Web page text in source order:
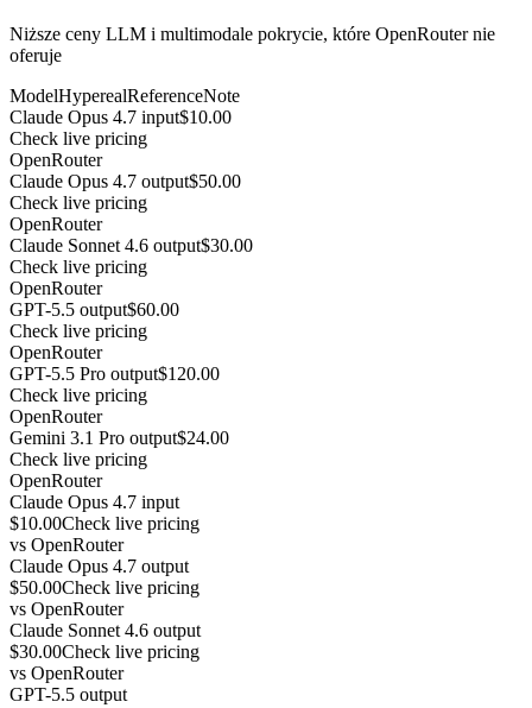
Niższe ceny LLM i multimodale pokrycie, które OpenRouter nie
oferuje
ModelHyperealReferenceNote
Claude Opus 4.7 input$10.00
Check live pricing
OpenRouter
Claude Opus 4.7 output$50.00
Check live pricing
OpenRouter
Claude Sonnet 4.6 output$30.00
Check live pricing
OpenRouter
GPT-5.5 output$60.00
Check live pricing
OpenRouter
GPT-5.5 Pro output$120.00
Check live pricing
OpenRouter
Gemini 3.1 Pro output$24.00
Check live pricing
OpenRouter
Claude Opus 4.7 input
$10.00Check live pricing
vs OpenRouter
Claude Opus 4.7 output
$50.00Check live pricing
vs OpenRouter
Claude Sonnet 4.6 output
$30.00Check live pricing
vs OpenRouter
GPT-5.5 output